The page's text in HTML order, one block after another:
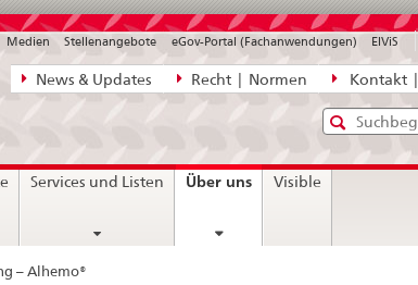
Direktnavigation
News,
Kontakt
News & Updates Recht | Normen Kontakt
Medien Stellenangebote eGov-Portal (Fachanwendungen) ElViS
Suche
diefür
Services und Listen Über unscurrent
Visible
– Alhemo®